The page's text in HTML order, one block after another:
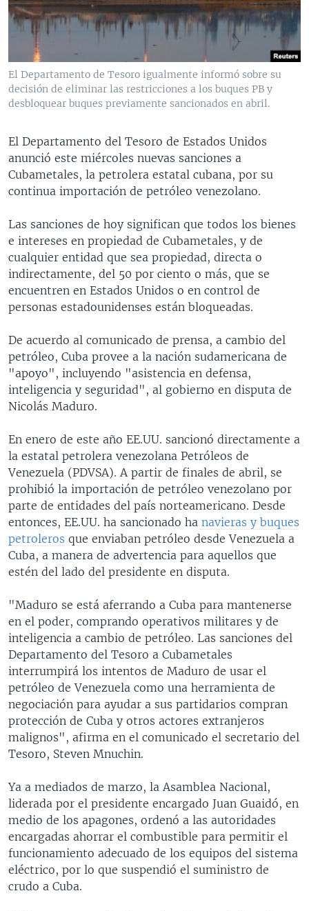
VENEZUELA
BRASIL
NICARAGUA
ECONOMÍA
ENTRETENIMIENTO Y CULTURA
TECNOLOGÍA
DEPORTES
CIENCIA Y SALUD
MULTIMEDIA
VIDEOS
FOTOGRAFÍA
AUDIOS
PROGRAMAS TV
EL MUNDO AL DÍA
FORO INTERAMERICANO
VISIÓN 360
LAS CLAVES
PANORAMA
RADIO
AVANCE INFORMATIVO
AUDIONOTICIAS
BUENOS DÍAS AMÉRICA
ESTADOS UNIDOS AL DÍA
EL MUNDO AL DÍA [RADIO]
DEPORTIVO INTERNACIONAL
NOTA ECONÓMICA
ENTRETENIMIENTO
DIRECT
DOCUMENTALES DE LA VOA
Learning English
SÍGANOS
Idiomas
El Departamento de Tesoro igualmente informó sobre su
decisión de eliminar las restricciones a los buques PB y
desbloquear buques previamente sancionados en abril.
El Departamento del Tesoro de Estados Unidos
anunció este miércoles nuevas sanciones a
Cubametales, la petrolera estatal cubana, por su
continua importación de petróleo venezolano.
Las sanciones de hoy significan que todos los bienes
e intereses en propiedad de Cubametales, y de
cualquier entidad que sea propiedad, directa o
indirectamente, del 50 por ciento o más, que se
encuentren en Estados Unidos o en control de
personas estadounidenses están bloqueadas.
De acuerdo al comunicado de prensa, a cambio del
petróleo, Cuba provee a la nación sudamericana de
"apoyo", incluyendo "asistencia en defensa,
inteligencia y seguridad", al gobierno en disputa de
Nicolás Maduro.
En enero de este año EE.UU. sancionó directamente a
la estatal petrolera venezolana Petróleos de
Venezuela (PDVSA). A partir de finales de abril, se
prohibió la importación de petróleo venezolano por
parte de entidades del país norteamericano. Desde
entonces, EE.UU. ha sancionado ha navieras y buques
petroleros que enviaban petróleo desde Venezuela a
Cuba, a manera de advertencia para aquellos que
estén del lado del presidente en disputa.
"Maduro se está aferrando a Cuba para mantenerse
en el poder, comprando operativos militares y de
inteligencia a cambio de petróleo. Las sanciones del
Departamento del Tesoro a Cubametales
interrumpirá los intentos de Maduro de usar el
petróleo de Venezuela como una herramienta de
negociación para ayudar a sus partidarios compran
protección de Cuba y otros actores extranjeros
malignos", afirma en el comunicado el secretario del
Tesoro, Steven Mnuchin.
Ya a mediados de marzo, la Asamblea Nacional,
liderada por el presidente encargado Juan Guaidó, en
medio de los apagones, ordenó a las autoridades
encargadas ahorrar el combustible para permitir el
funcionamiento adecuado de los equipos del sistema
eléctrico, por lo que suspendió el suministro de
crudo a Cuba.